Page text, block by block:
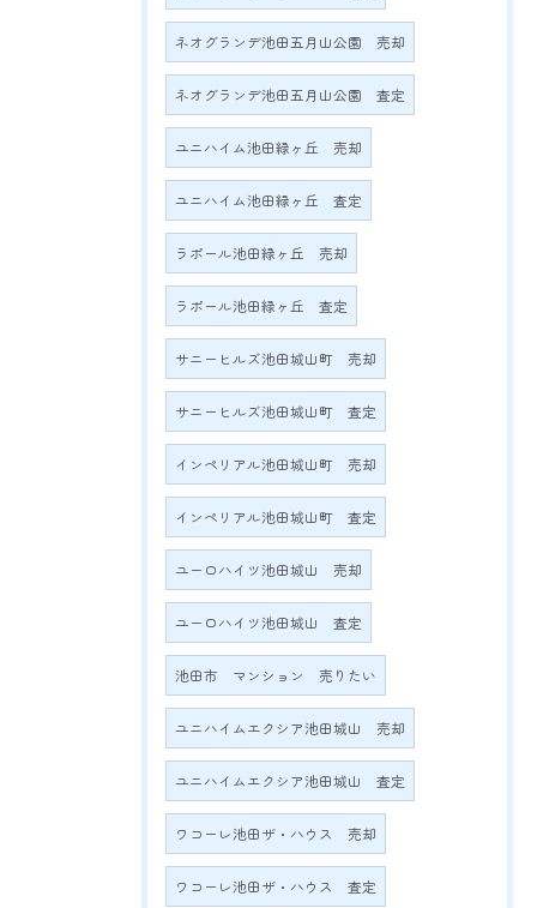
ネオグランデ池田五月山公園 売却
ネオグランデ池田五月山公園 査定
ユニハイム池田緑ヶ丘 売却
ユニハイム池田緑ヶ丘 査定
ラポール池田緑ヶ丘 売却
ラポール池田緑ヶ丘 査定
サニーヒルズ池田城山町 売却
サニーヒルズ池田城山町 査定
インペリアル池田城山町 売却
インペリアル池田城山町 査定
ユーロハイツ池田城山 売却
ユーロハイツ池田城山 査定
池田市 マンション 売りたい
ユニハイムエクシア池田城山 売却
ユニハイムエクシア池田城山 査定
ワコーレ池田ザ・ハウス 売却
ワコーレ池田ザ・ハウス 査定